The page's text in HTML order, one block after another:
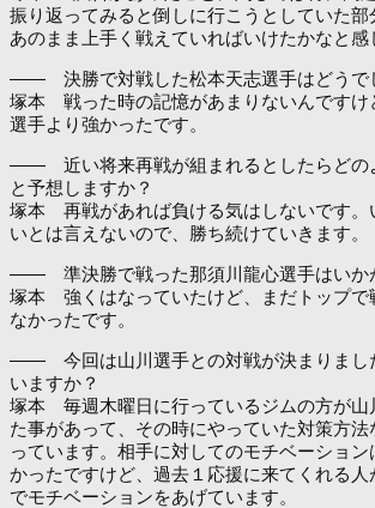
振り返ってみると倒しに行こうとしていた部
あのまま上手く戦えていればいけたかなと感
―― 決勝で対戦した松本天志選手はどうで
塚本 戦った時の記憶があまりないんですけ
選手より強かったです。
―― 近い将来再戦が組まれるとしたらどの
と予想しますか？
塚本 再戦があれば負ける気はしないです。
いとは言えないので、勝ち続けていきます。
―― 準決勝で戦った那須川龍心選手はいか
塚本 強くはなっていたけど、まだトップで
なかったです。
―― 今回は山川選手との対戦が決まりまし
いますか？
塚本 毎週木曜日に行っているジムの方が山
た事があって、その時にやっていた対策方法
っています。相手に対してのモチベーショ
かったですけど、過去１応援に来てくれる
でモチベーションをあげています。